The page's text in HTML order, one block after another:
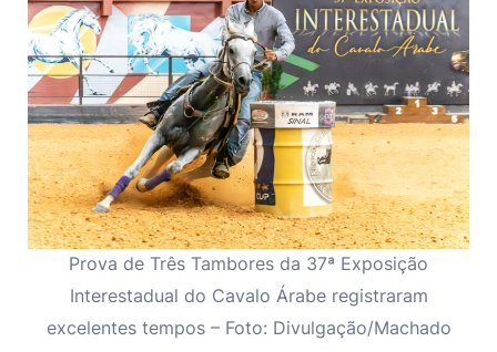
Prova de Três Tambores da 37ª Exposição
Interestadual do Cavalo Árabe registraram
excelentes tempos – Foto: Divulgação/Machado